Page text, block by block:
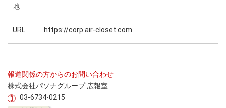
地
URL https://corp.air-closet.com
報道関係の方からのお問い合わせ
株式会社パソナグループ 広報室
03-6734-0215